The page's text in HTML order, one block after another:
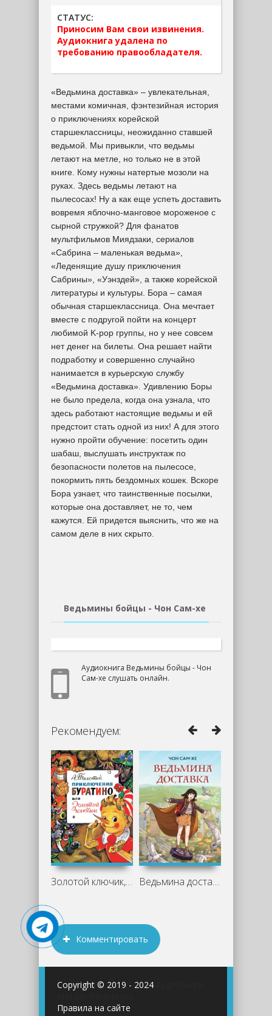
СТАТУС:
Приносим Вам свои извинения.
Аудиокнига удалена по
требованию правообладателя.
«Ведьмина доставка» – увлекательная,
местами комичная, фэнтезийная история
о приключениях корейской
старшеклассницы, неожиданно ставшей
ведьмой. Мы привыкли, что ведьмы
летают на метле, но только не в этой
книге. Кому нужны натертые мозоли на
руках. Здесь ведьмы летают на
пылесосах! Ну а как еще успеть доставить
вовремя яблочно-манговое мороженое с
сырной стружкой? Для фанатов
мультфильмов Миядзаки, сериалов
«Сабрина – маленькая ведьма»,
«Леденящие душу приключения
Сабрины», «Уэнздей», а также корейской
литературы и культуры. Бора – самая
обычная старшеклассница. Она мечтает
вместе с подругой пойти на концерт
любимой K-pop группы, но у нее совсем
нет денег на билеты. Она решает найти
подработку и совершенно случайно
нанимается в курьерскую службу
«Ведьмина доставка». Удивлению Боры
не было предела, когда она узнала, что
здесь работают настоящие ведьмы и ей
предстоит стать одной из них! А для этого
нужно пройти обучение: посетить один
шабаш, выслушать инструктаж по
безопасности полетов на пылесосе,
покормить пять бездомных кошек. Вскоре
Бора узнает, что таинственные посылки,
которые она доставляет, не то, чем
кажутся. Ей придется выяснить, что же на
самом деле в них скрыто.
Ведьмины бойцы - Чон Сам-хе
Аудиокнига Ведьмины бойцы - Чон
Сам-хе слушать онлайн.
Рекомендуем:
Золотой ключик, или Приключения Ведьмина доставка - Чон Сам-хе
Комментировать
Copyright © 2019 - 2024
Правила на сайте